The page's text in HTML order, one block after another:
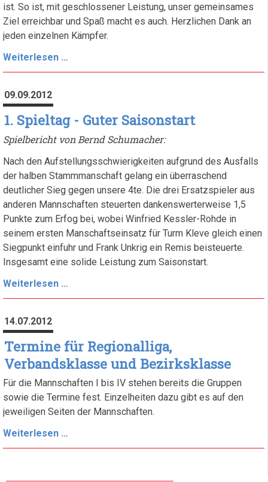
ist. So ist, mit geschlossener Leistung, unser gemeinsames
Ziel erreichbar und Spaß macht es auch. Herzlichen Dank an
jeden einzelnen Kämpfer.
Weiterlesen …
was
mehr?
09.09.2012
1. Spieltag - Guter Saisonstart
Spielbericht von Bernd Schumacher:
Nach den Aufstellungsschwierigkeiten aufgrund des Ausfalls
der halben Stammmanschaft gelang ein überraschend
deutlicher Sieg gegen unsere 4te. Die drei Ersatzspieler aus
anderen Mannschaften steuerten dankenswerterweise 1,5
Punkte zum Erfog bei, wobei Winfried Kessler-Rohde in
seinem ersten Manschaftseinsatz für Turm Kleve gleich einen
Siegpunkt einfuhr und Frank Unkrig ein Remis beisteuerte.
Insgesamt eine solide Leistung zum Saisonstart.
Weiterlesen …
Spieltag
Saisonstart
14.07.2012
Termine für Regionalliga,
Verbandsklasse und Bezirksklasse
Für die Mannschaften I bis IV stehen bereits die Gruppen
sowie die Termine fest. Einzelheiten dazu gibt es auf den
jeweiligen Seiten der Mannschaften.
Weiterlesen …
für